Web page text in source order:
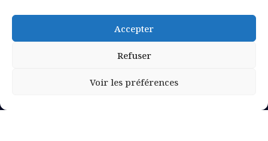
Accepter
Refuser
Voir les préférences